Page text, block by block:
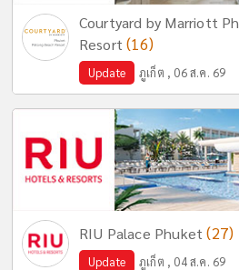
Courtyard by Marriott
Resort(16)
Update ภูเก็ต , 06 ส.ค. 69
RIU Palace Phuket(27)
Update ภูเก็ต , 04 ส.ค. 69